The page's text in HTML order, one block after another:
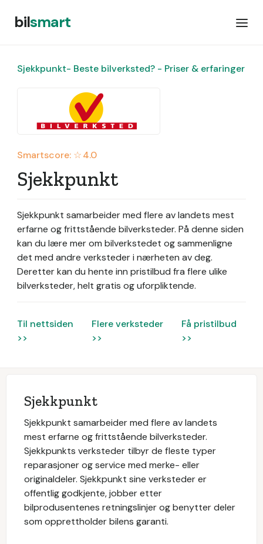
bilsmart
Sjekkpunkt- Beste bilverksted? - Priser & erfaringer
Smartscore: ☆4.0
Sjekkpunkt
Sjekkpunkt samarbeider med flere av landets mest
erfarne og frittstående bilverksteder. På denne siden
kan du lære mer om bilverkstedet og sammenligne
det med andre verksteder i nærheten av deg.
Deretter kan du hente inn pristilbud fra flere ulike
bilverksteder, helt gratis og uforpliktende.
Til nettsiden
>>
Flere verksteder
>>
Få pristilbud
>>
Sjekkpunkt
Sjekkpunkt samarbeider med flere av landets
mest erfarne og frittstående bilverksteder.
Sjekkpunkts verksteder tilbyr de fleste typer
reparasjoner og service med merke- eller
originaldeler. Sjekkpunkt sine verksteder er
offentlig godkjente, jobber etter
bilprodusentenes retningslinjer og benytter deler
som opprettholder bilens garanti.